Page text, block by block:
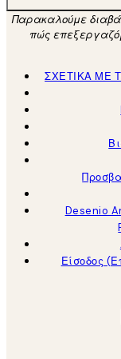
Παρακαλούμε
πώς
ΣΧΕΤΙΚΑ ΜΕ
Desenio
Είσοδος